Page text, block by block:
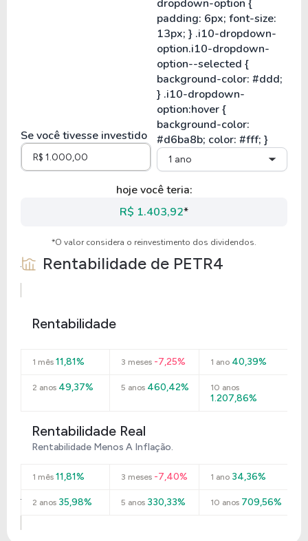
Se você tivesse investido
1 ano
hoje você teria:
R$ 1.403,92*
*O valor considera o reinvestimento dos dividendos.
Rentabilidade de PETR4
Rentabilidade
1 mês 11,81% 3 meses -7,25% 1 ano40,39%
2 anos 49,37% 5 anos 460,42% 10 anos
1.207,86%
Rentabilidade Real
Rentabilidade Menos A Inflação.
1 mês 11,81% 3 meses -7,40% 1 ano34,36%
2 anos 35,98% 5 anos 330,33% 10 anos709,56%